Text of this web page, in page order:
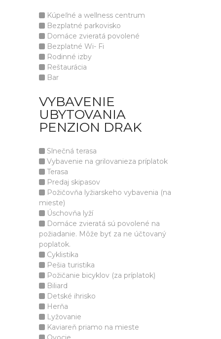
Kúpeľné a wellness centrum
Bezplatné parkovisko
Domáce zvieratá povolené
Bezplatné Wi- Fi
Rodinné izby
Reštaurácia
Bar
VYBAVENIE
UBYTOVANIA
PENZION DRAK
Slnečná terasa
Vybavenie na grilovanieza príplatok
Terasa
Predaj skipasov
Požičovňa lyžiarskeho vybavenia (na
mieste)
Úschovňa lyží
Domáce zvieratá sú povolené na
požiadanie. Môže byť za ne účtovaný
poplatok.
Cyklistika
Pešia turistika
Požičanie bicyklov (za príplatok)
Biliard
Detské ihrisko
Herňa
Lyžovanie
Kaviareň priamo na mieste